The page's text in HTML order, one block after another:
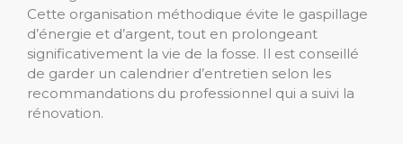
Cette organisation méthodique évite le gaspillage
d’énergie et d’argent, tout en prolongeant
significativement la vie de la fosse. Il est conseillé
de garder un calendrier d’entretien selon les
recommandations du professionnel qui a suivi la
rénovation.